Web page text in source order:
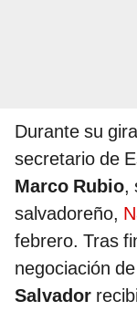
Durante su
secretario de
Marco Rubio,
salvadoreño,
febrero. Tras
negociación
Salvador